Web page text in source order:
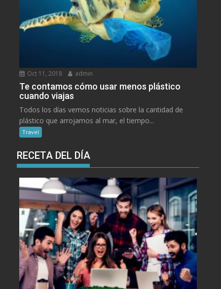
Oct 11, 2018 admin
Te contamos cómo usar menos plástico
cuando viajas
Todos los días vemos noticias sobre la cantidad de
plástico que arrojamos al mar, el tiempo...
Travel
RECETA DEL DÍA